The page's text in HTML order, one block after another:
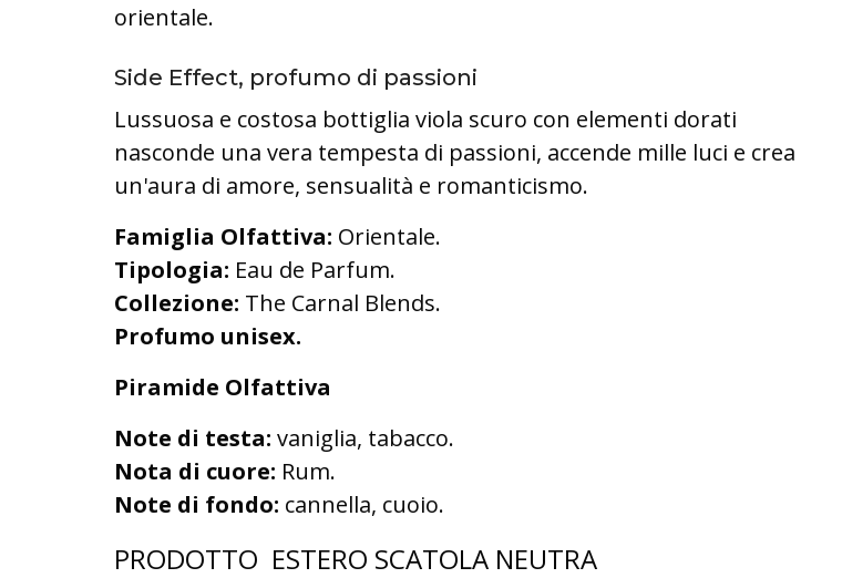
orientale.
Side Effect, profumo di passioni
Lussuosa e costosa bottiglia viola scuro con elementi dorati
nasconde una vera tempesta di passioni, accende mille luci e crea
un'aura di amore, sensualità e romanticismo.
Famiglia Olfattiva: Orientale.
Tipologia: Eau de Parfum.
Collezione: The Carnal Blends.
Profumo unisex.
Piramide Olfattiva
Note di testa: vaniglia, tabacco.
Nota di cuore: Rum.
Note di fondo: cannella, cuoio.
PRODOTTO ESTERO SCATOLA NEUTRA